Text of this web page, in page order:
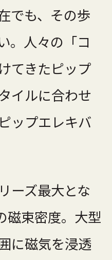
でも、その歩
。人々の「コ
てきたピップ
イルに合わせ
ップエレキバ
ーズ最大とな
磁束密度。大型
に磁気を浸透